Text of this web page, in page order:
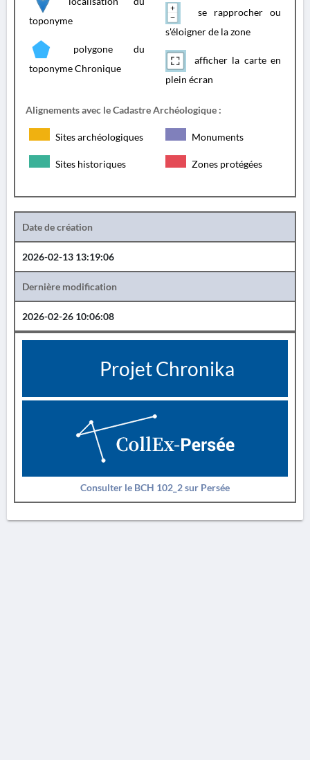
toponyme
polygone du
toponyme Chronique
se rapprocher ou
s'éloigner de la zone
afficher la carte en
plein écran
Alignements avec le Cadastre Archéologique :
Sites archéologiques Monuments
Sites historiques Zones protégées
Date de création
2026-02-13 13:19:06
Dernière modification
2026-02-26 10:06:08
Projet Chronika
Consulter le BCH 102_2 sur Persée